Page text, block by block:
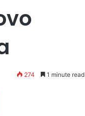
274 1 minute read